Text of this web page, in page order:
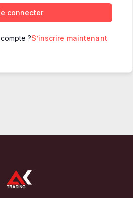
connecter
?S’inscrire maintenant